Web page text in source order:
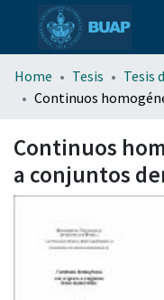
Home Tesis
Tesis
Continuos
a conjuntos